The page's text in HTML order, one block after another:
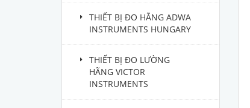
THIẾT BỊ ĐO HÃNG ADWA
INSTRUMENTS HUNGARY
THIẾT BỊ ĐO LƯỜNG
HÃNG VICTOR
INSTRUMENTS